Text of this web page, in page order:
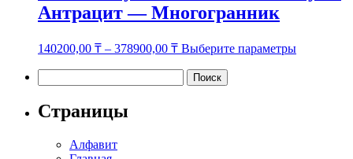
Антрацит — Многогранник
140200,00 ₸ – 378900,00 ₸ Выберите параметры
Страницы
Алфавит